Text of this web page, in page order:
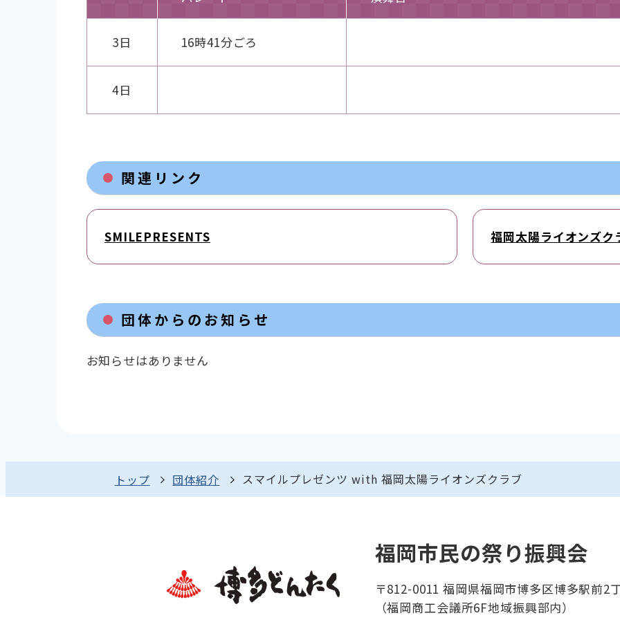
3日 16時41分ごろ
4日
関連リンク
SMILEPRESENTS 福岡太陽ライオンズク
団体からのお知らせ
お知らせはありません
トップ 団体紹介 スマイルプレゼンツ with 福岡太陽ライオンズクラブ
福岡市民の祭り振興会
〒812-0011 福岡県福岡市博多区博多駅前2
（福岡商工会議所6F地域振興部内）